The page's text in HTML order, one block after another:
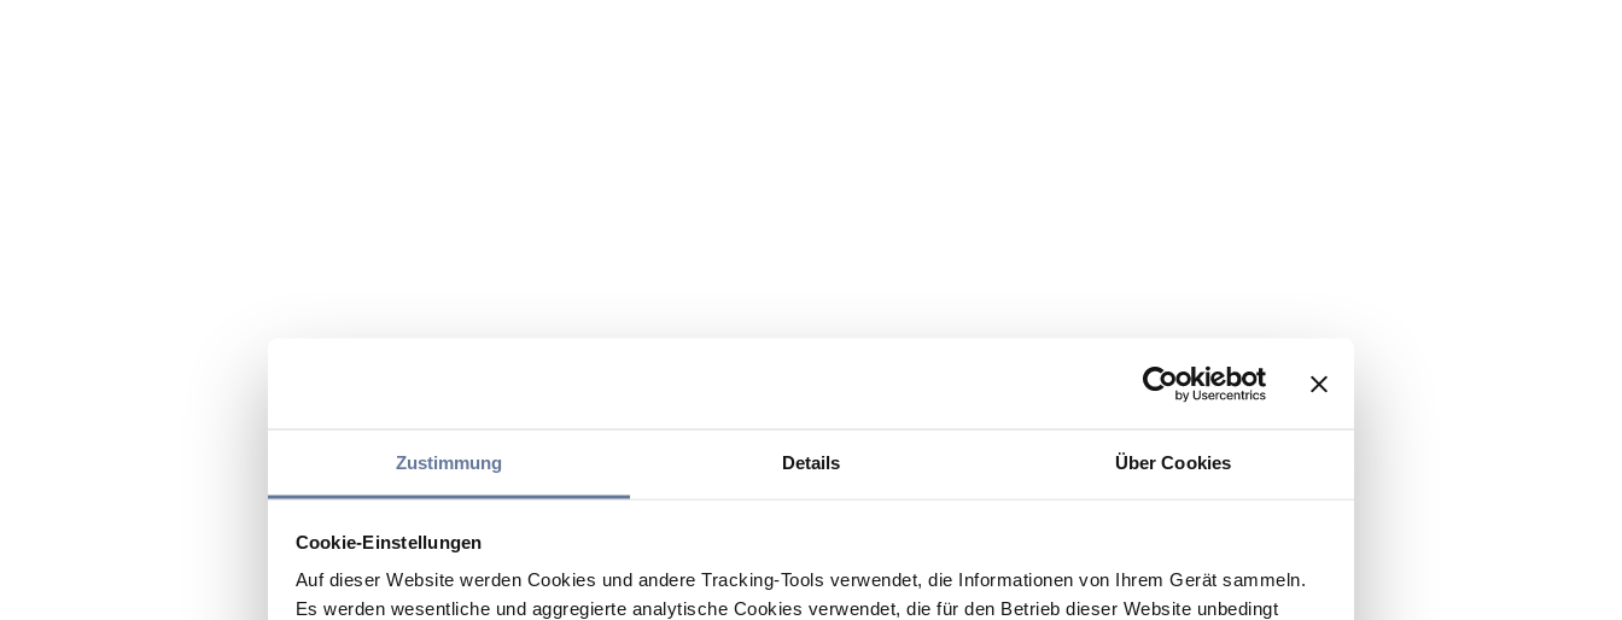
Zustimmung Details Über Cookies
Cookie-Einstellungen
Auf dieser Website werden Cookies und andere Tracking-Tools verwendet, die Informationen von Ihrem Gerät sammeln.
Es werden wesentliche und aggregierte analytische Cookies verwendet, die für den Betrieb dieser Website unbedingt